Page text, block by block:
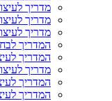
מדריך
מדריך
מדריך
המדריך
המדריך
מדריך
המדריך
המדריך